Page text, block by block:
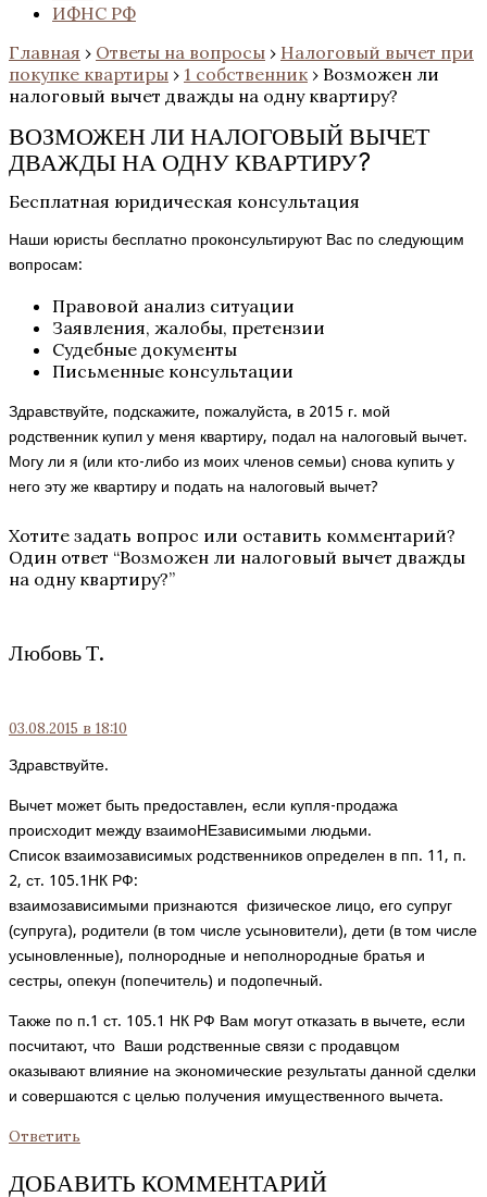
ИФНС РФ
Главная › Ответы на вопросы › Налоговый вычет при
покупке квартиры › 1 собственник › Возможен ли
налоговый вычет дважды на одну квартиру?
ВОЗМОЖЕН ЛИ НАЛОГОВЫЙ ВЫЧЕТ
ДВАЖДЫ НА ОДНУ КВАРТИРУ?
Бесплатная юридическая консультация
Наши юристы бесплатно проконсультируют Вас по следующим
вопросам:
Правовой анализ ситуации
Заявления, жалобы, претензии
Судебные документы
Письменные консультации
Здравствуйте, подскажите, пожалуйста, в 2015 г. мой
родственник купил у меня квартиру, подал на налоговый вычет.
Могу ли я (или кто-либо из моих членов семьи) снова купить у
него эту же квартиру и подать на налоговый вычет?
Хотите задать вопрос или оставить комментарий?
Один ответ “Возможен ли налоговый вычет дважды
на одну квартиру?”
Любовь Т.
03.08.2015 в 18:10
Здравствуйте.
Вычет может быть предоставлен, если купля-продажа
происходит между взаимоНЕзависимыми людьми.
Список взаимозависимых родственников определен в пп. 11, п.
2, ст. 105.1НК РФ:
взаимозависимыми признаются физическое лицо, его супруг
(супруга), родители (в том числе усыновители), дети (в том числе
усыновленные), полнородные и неполнородные братья и
сестры, опекун (попечитель) и подопечный.
Также по п.1 ст. 105.1 НК РФ Вам могут отказать в вычете, если
посчитают, что Ваши родственные связи с продавцом
оказывают влияние на экономические результаты данной сделки
и совершаются с целью получения имущественного вычета.
Ответить
ДОБАВИТЬ КОММЕНТАРИЙ